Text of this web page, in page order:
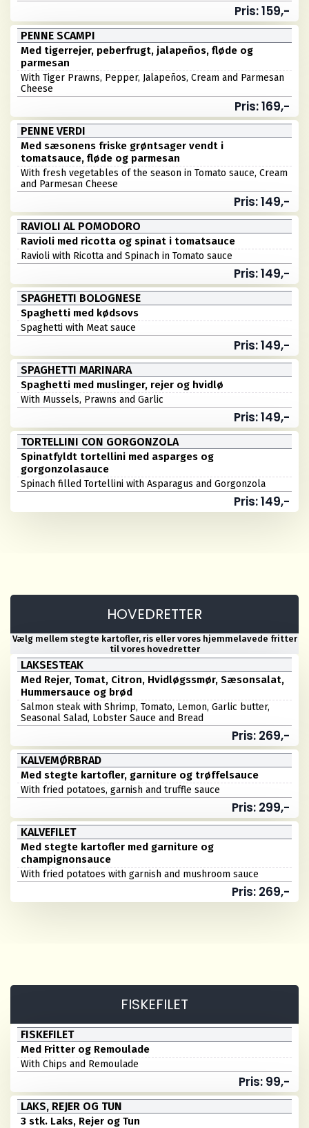
Pris: 159,-
PENNE SCAMPI
Med tigerrejer, peberfrugt, jalapeños, fløde og
parmesan
With Tiger Prawns, Pepper, Jalapeños, Cream and Parmesan
Cheese
Pris: 169,-
PENNE VERDI
Med sæsonens friske grøntsager vendt i
tomatsauce, fløde og parmesan
With fresh vegetables of the season in Tomato sauce, Cream
and Parmesan Cheese
Pris: 149,-
RAVIOLI AL POMODORO
Ravioli med ricotta og spinat i tomatsauce
Ravioli with Ricotta and Spinach in Tomato sauce
Pris: 149,-
SPAGHETTI BOLOGNESE
Spaghetti med kødsovs
Spaghetti with Meat sauce
Pris: 149,-
SPAGHETTI MARINARA
Spaghetti med muslinger, rejer og hvidlø
With Mussels, Prawns and Garlic
Pris: 149,-
TORTELLINI CON GORGONZOLA
Spinatfyldt tortellini med asparges og
gorgonzolasauce
Spinach filled Tortellini with Asparagus and Gorgonzola
Pris: 149,-
HOVEDRETTER
Vælg mellem stegte kartofler, ris eller vores hjemmelavede fritter
til vores hovedretter
LAKSESTEAK
Med Rejer, Tomat, Citron, Hvidløgssmør, Sæsonsalat,
Hummersauce og brød
Salmon steak with Shrimp, Tomato, Lemon, Garlic butter,
Seasonal Salad, Lobster Sauce and Bread
Pris: 269,-
KALVEMØRBRAD
Med stegte kartofler, garniture og trøffelsauce
With fried potatoes, garnish and truffle sauce
Pris: 299,-
KALVEFILET
Med stegte kartofler med garniture og
champignonsauce
With fried potatoes with garnish and mushroom sauce
Pris: 269,-
FISKEFILET
FISKEFILET
Med Fritter og Remoulade
With Chips and Remoulade
Pris: 99,-
LAKS, REJER OG TUN
3 stk. Laks, Rejer og Tun